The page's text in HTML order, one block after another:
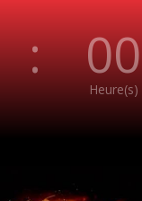
: 00
Heure(s)